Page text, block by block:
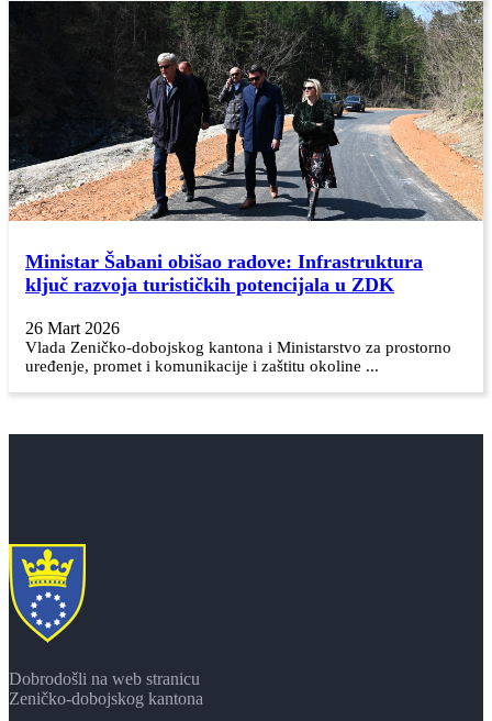
Ministar Šabani obišao radove: Infrastruktura
ključ razvoja turističkih potencijala u ZDK
26 Mart 2026
Vlada Zeničko-dobojskog kantona i Ministarstvo za prostorno
uređenje, promet i komunikacije i zaštitu okoline ...
Dobrodošli na web stranicu
Zeničko-dobojskog kantona